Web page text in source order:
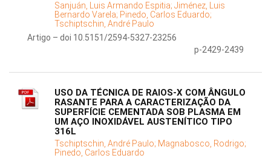
Sanjuán, Luis Armando Espitia; Jiménez, Luis
Bernardo Varela; Pinedo, Carlos Eduardo;
Tschiptschin, André Paulo
Artigo – doi 10.5151/2594-5327-23256
p-2429-2439
USO DA TÉCNICA DE RAIOS-X COM ÂNGULO
RASANTE PARA A CARACTERIZAÇÃO DA
SUPERFÍCIE CEMENTADA SOB PLASMA EM
UM AÇO INOXIDÁVEL AUSTENÍTICO TIPO
316L
Tschiptschin, André Paulo; Magnabosco, Rodrigo;
Pinedo, Carlos Eduardo